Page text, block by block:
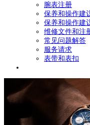
腕表注册
保养和操作建
保养和操作建
维修文件和注
常见问题解答
服务请求
表带和表扣